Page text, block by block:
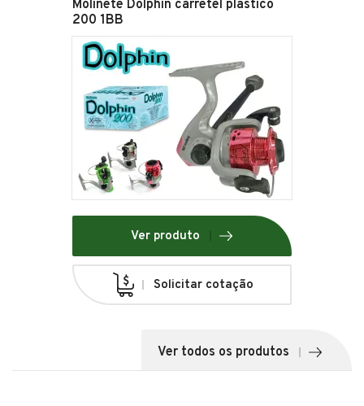
Molinete Dolphin carretel plastico
200 1BB
Ver produto
Solicitar cotação
Ver todos os produtos